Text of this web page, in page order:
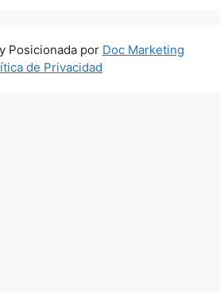
Posicionada por Doc Marketing
de Privacidad